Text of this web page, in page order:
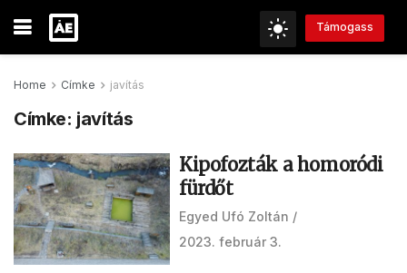
Támogass
Home Címke javítás
Címke: javítás
Kipofozták a homoródi
fürdőt
Egyed Ufó Zoltán
2023. február 3.